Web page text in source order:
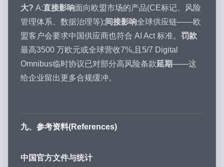
大? A:直接影响面向欧盟市场的产品(CE标记、风险
管理体系、数据治理等);间接影响全球供应链——欧
盟客户会要求中国供应商也符合 AI Act 标准。 罚款
最高3500 万欧元或全球营收7%,且5/7 Digital
Omnibus临时协议已对部分高风险条款延期——这
给企业留出更多合规缓冲。
九、参考资料(References)
中国官方文件与统计